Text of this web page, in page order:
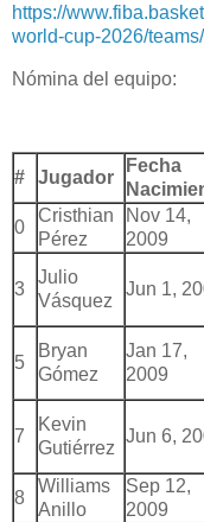
https://
world-cup-2026/
Nómina del equipo:
# Jugador
Fecha
0
Cristhian
Pérez
Nov 14,
2009
3
Julio
Vásquez
Jun 1,
5
Bryan
Gómez
Jan 17,
2009
7
Kevin
Gutiérrez
Jun 6,
8
Williams
Anillo
Sep 12,
2009